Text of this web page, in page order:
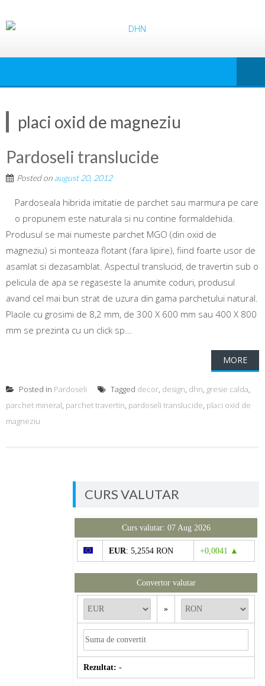
placi oxid de magneziu
Pardoseli translucide
Posted on august 20, 2012
Pardoseala hibrida imitatie de parchet sau marmura pe care
o propunem este naturala si nu contine formaldehida.
Produsul se mai numeste parchet MGO (din oxid de
magneziu) si monteaza flotant (fara lipire), fiind foarte usor de
asamlat si dezasamblat. Aspectul translucid, de travertin sub o
pelicula de apa se regaseste la anumite coduri, produsul
avand cel mai bun strat de uzura din gama parchetului natural.
Placile cu grosimi de 8,2 mm, de 300 X 600 mm sau 400 X 800
mm se prezinta cu un click sp...
MORE
Posted in Pardoseli Tagged decor, design, dhn, gresie calda,
parchet mineral, parchet travertin, pardoseli translucide, placi oxid de
magneziu
CURS VALUTAR
Curs valutar: 07 Aug 2026
EUR: 5,2554 RON +0,0041 ▲
Convertor valutar
»
Rezultat: -